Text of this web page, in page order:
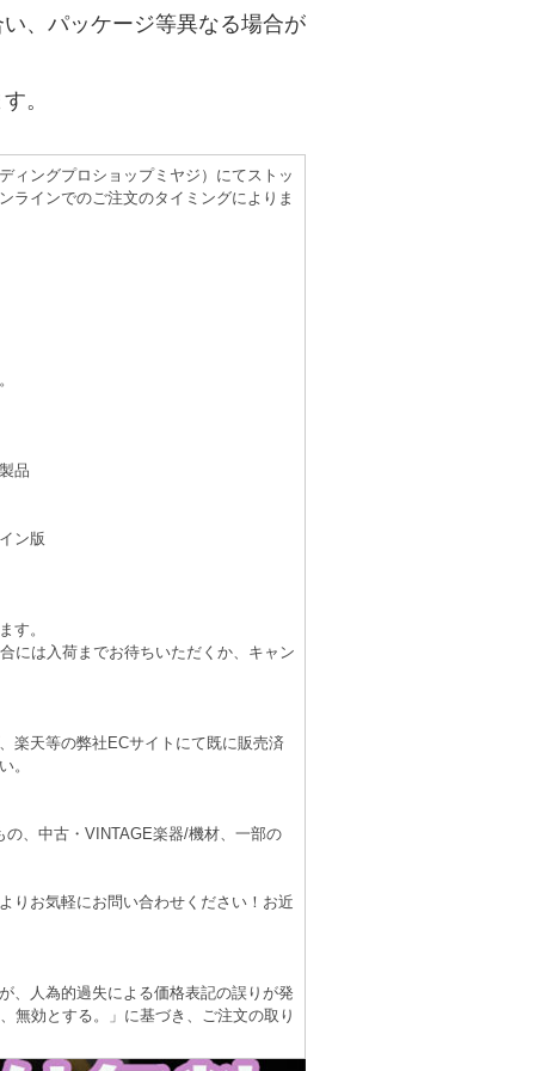
、パッケージ等異なる場合が
。
ィングプロショップミヤジ）にてストッ
ラインでのご注文のタイミングによりま
品
ン版
す。
には入荷までお待ちいただくか、キャン
楽天等の弊社ECサイトにて既に販売済
。
、中古・VINTAGE楽器/機材、一部の
りお気軽にお問い合わせください！お近
、人為的過失による価格表記の誤りが発
無効とする。」に基づき、ご注文の取り